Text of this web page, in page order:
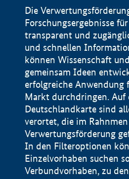
Die
Forschungsergebnisse
transparent und
und schnellen
können Wissenschaft
gemeinsam Ideen
erfolgreiche Anwendung
Markt durchdringen. Auf
Deutschlandkarte sind
verortet, die im
Verwertungsförderung
In den Filteroptionen
Einzelvorhaben suchen
Verbundvorhaben, zu